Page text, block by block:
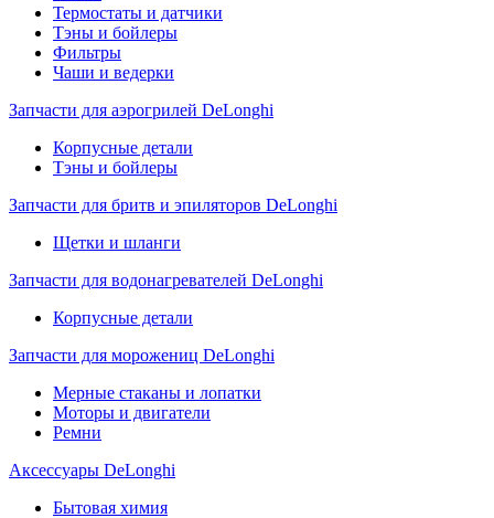
Термостаты и датчики
Тэны и бойлеры
Фильтры
Чаши и ведерки
Запчасти для аэрогрилей DeLonghi
Корпусные детали
Тэны и бойлеры
Запчасти для бритв и эпиляторов DeLonghi
Щетки и шланги
Запчасти для водонагревателей DeLonghi
Корпусные детали
Запчасти для морожениц DeLonghi
Мерные стаканы и лопатки
Моторы и двигатели
Ремни
Аксессуары DeLonghi
Бытовая химия